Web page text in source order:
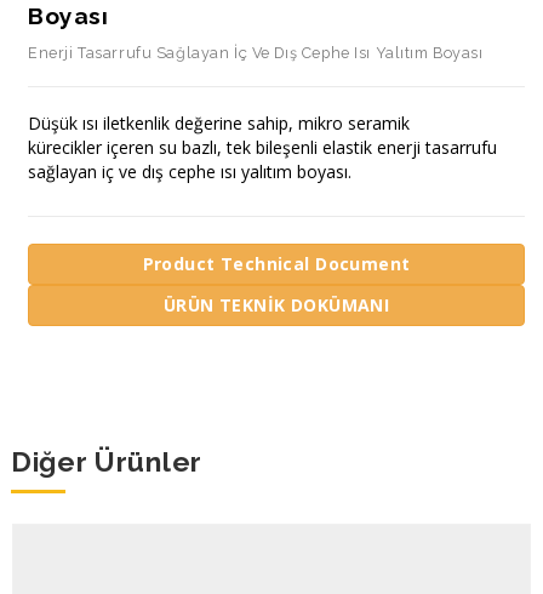
Boyası
Enerji Tasarrufu Sağlayan İç Ve Dış Cephe Isı Yalıtım Boyası
Düşük ısı iletkenlik değerine sahip, mikro seramik
kürecikler içeren su bazlı, tek bileşenli elastik enerji tasarrufu
sağlayan iç ve dış cephe ısı yalıtım boyası.
Product Technical Document
ÜRÜN TEKNİK DOKÜMANI
Diğer Ürünler